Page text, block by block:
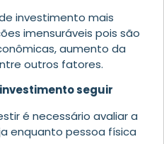
investimento mais
imensuráveis pois são
aumento da
outros fatores.
seguir
é necessário avaliar a
enquanto pessoa física